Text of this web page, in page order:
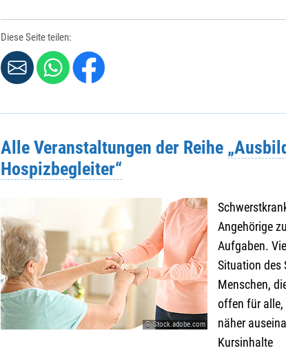
Diese Seite teilen:
Alle Veranstaltungen der Reihe
Hospizbegleiter“
© Stock.adobe.com
Angehörige
Aufgaben.
Situation des
Menschen,
offen für alle,
näher
Kursinhalte